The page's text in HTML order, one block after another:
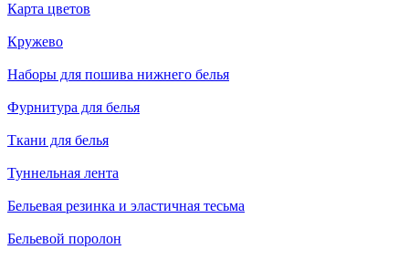
Карта цветов
Кружево
Наборы для пошива нижнего белья
Фурнитура для белья
Ткани для белья
Туннельная лента
Бельевая резинка и эластичная тесьма
Бельевой поролон